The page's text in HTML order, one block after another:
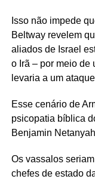
Isso não impede
Beltway revelem
aliados de Israel
o Irã – por meio de
levaria a um
Esse cenário de
psicopatia bíblica
Benjamin
Os vassalos
chefes de estado